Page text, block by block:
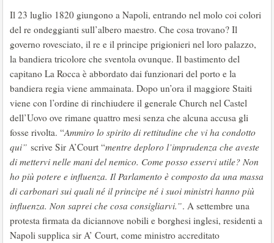
Il 23 luglio 1820 giungono a Napoli, entrando nel molo coi colori
del re ondeggianti sull’albero maestro. Che cosa trovano? Il
governo rovesciato, il re e il principe prigionieri nel loro palazzo,
la bandiera tricolore che sventola ovunque. Il bastimento del
capitano La Rocca è abbordato dai funzionari del porto e la
bandiera regia viene ammainata. Dopo un’ora il maggiore Staiti
viene con l’ordine di rinchiudere il generale Church nel Castel
dell’Uovo ove rimane quattro mesi senza che alcuna accusa gli
fosse rivolta. “Ammiro lo spirito di rettitudine che vi ha condotto
qui” scrive Sir A’Court “mentre deploro l’imprudenza che aveste
di mettervi nelle mani del nemico. Come posso esservi utile? Non
ho più potere e influenza. Il Parlamento è composto da una massa
di carbonari sui quali né il principe né i suoi ministri hanno più
influenza. Non saprei che cosa consigliarvi.”. A settembre una
protesta firmata da diciannove nobili e borghesi inglesi, residenti a
Napoli supplica sir A’ Court, come ministro accreditato